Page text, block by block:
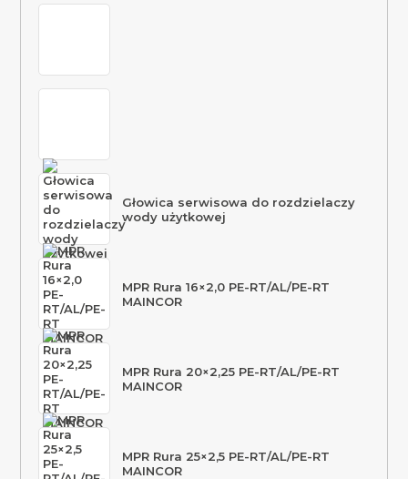
Głowica serwisowa do rozdzielaczy
wody użytkowej
MPR Rura 16×2,0 PE-RT/AL/PE-RT
MAINCOR
MPR Rura 20×2,25 PE-RT/AL/PE-RT
MAINCOR
MPR Rura 25×2,5 PE-RT/AL/PE-RT
MAINCOR